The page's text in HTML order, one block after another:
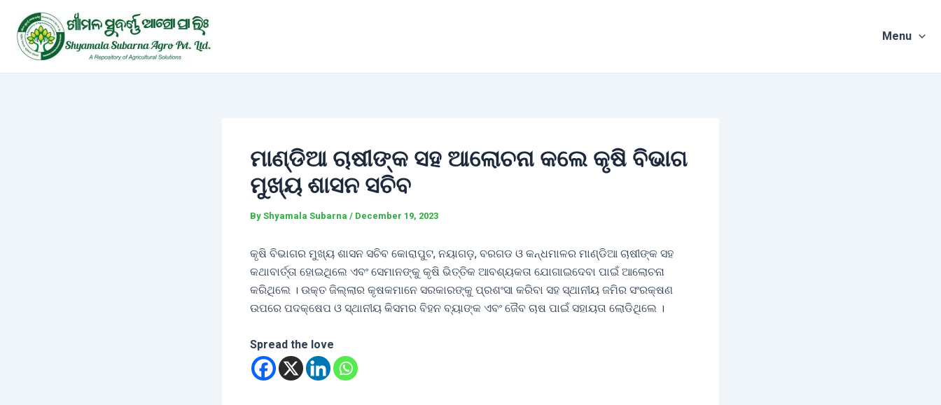
content
Menu
ମାଣ୍ଡିଆ ଚାଷୀଙ୍କ ସହ ଆଲୋଚନା କଲେ କୃଷି ବିଭାଗ
ମୁଖ୍ୟ ଶାସନ ସଚିବ
ByShyamala Subarna / December 19, 2023
କୃଷି ବିଭାଗର ମୁଖ୍ୟ ଶାସନ ସଚିବ କୋରାପୁଟ, ନୟାଗଡ଼, ବରଗଡ ଓ କନ୍ଧମାଳର ମାଣ୍ଡିଆ ଚାଷୀଙ୍କ ସହ
କଥାବାର୍ତ୍ତା ହୋଇଥିଲେ ଏବଂ ସେମାନଙ୍କୁ କୃଷି ଭିତ୍ତିକ ଆବଶ୍ୟକତା ଯୋଗାଇଦେବା ପାଇଁ ଆଲୋଚନା
କରିଥିଲେ । ଉକ୍ତ ଜିଲ୍ଲାର କୃଷକମାନେ ସରକାରଙ୍କୁ ପ୍ରଶଂସା କରିବା ସହ ସ୍ଥାନୀୟ ଜମିର ସଂରକ୍ଷଣ
ଉପରେ ପଦକ୍ଷେପ ଓ ସ୍ଥାନୀୟ କିସମର ବିହନ ବ୍ୟାଙ୍କ ଏବଂ ଜୈବ ଚାଷ ପାଇଁ ସହାୟତା ଲୋଡିଥିଲେ ।
Spread the love